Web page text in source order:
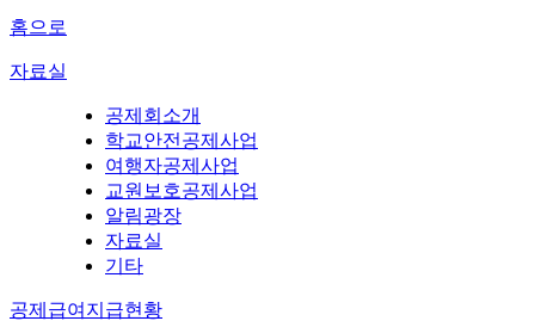
홈으로
자료실
공제회소개
학교안전공제사업
여행자공제사업
교원보호공제사업
알림광장
자료실
기타
공제급여지급현황